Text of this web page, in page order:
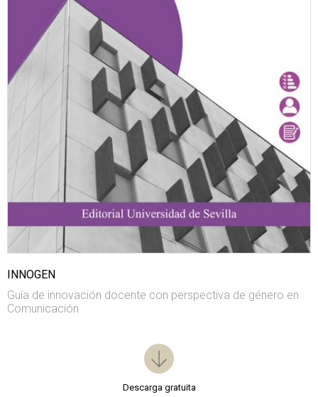
INNOGEN
Guía de innovación docente con perspectiva de género en
Comunicación
Descarga gratuita